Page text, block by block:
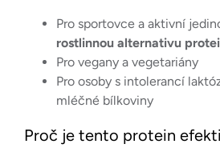
Pro sportovce a aktivní
rostlinnou alternativu
Pro vegany a vegetariány
Pro osoby s intolerancí
mléčné bílkoviny
Proč je tento protein